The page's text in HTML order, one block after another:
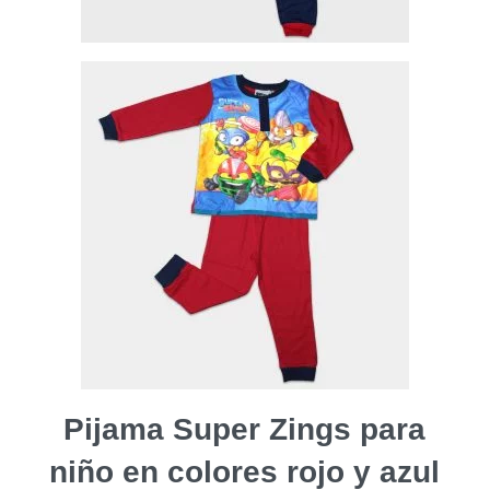
Pijama Super Zings para
niño en colores rojo y azul